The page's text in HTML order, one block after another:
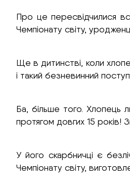
Про це пересвідчилися
Чемпіонату світу,
Ще в дитинстві, коли
і такий безневинний
Ба, більше того. Хлопець
протягом довгих 15
У його скарбничці є
Чемпіонату світу,